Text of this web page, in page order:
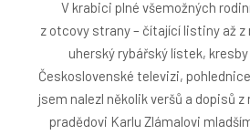
V krabici plné všemožných
z otcovy strany – čítající listiny až z
uherský rybářský lístek,
Československé televizi,
jsem nalezl několik veršů a dopisů z
pradědovi Karlu Zlámalovi